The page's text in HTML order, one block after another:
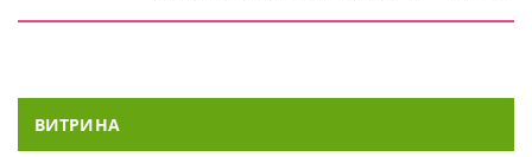
ВИТРИНА